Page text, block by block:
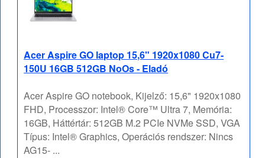
Acer Aspire GO laptop 15,6" 1920x1080 Cu7-
150U 16GB 512GB NoOs - Eladó
Acer Aspire GO notebook, Kijelző: 15,6" 1920x1080
FHD, Processzor: Intel® Core™ Ultra 7, Memória:
16GB, Háttértár: 512GB M.2 PCIe NVMe SSD, VGA
Típus: Intel® Graphics, Operációs rendszer: Nincs
AG15- ...